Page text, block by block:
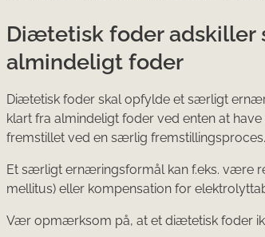
Diætetisk foder adskiller
almindeligt foder
Diætetisk foder skal opfylde et særligt
klart fra almindeligt foder ved enten at
fremstillet ved en særlig fremstillingsproces.
Et særligt ernæringsformål kan f.eks. være
mellitus) eller kompensation for
Vær opmærksom på, at et diætetisk foder